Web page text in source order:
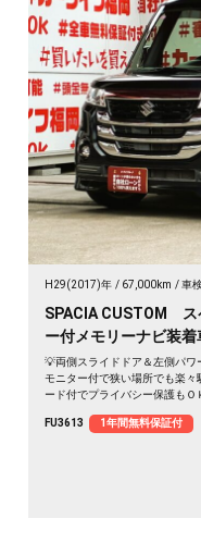
H29(2017)年 67,000km 車
SPACIA CUSTOM
ー付メモリーナビ装着
💡両側スライドドア＆左側パ
モニター付で狭い場所でも楽々
ード付でプライバシー保護もＯ
可能🎶地デジフルセグＴＶ内臓
FU3613 1年間無料保証付